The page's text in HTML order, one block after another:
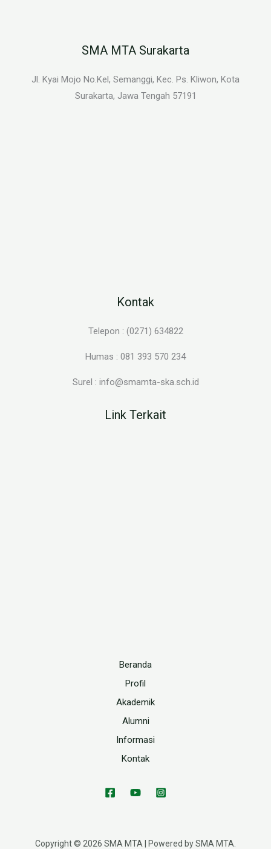
SMA MTA Surakarta
Jl. Kyai Mojo No.Kel, Semanggi, Kec. Ps. Kliwon, Kota
Surakarta, Jawa Tengah 57191
Kontak
Telepon : (0271) 634822
Humas : 081 393 570 234
Surel : info@smamta-ska.sch.id
Link Terkait
Beranda
Profil
Akademik
Alumni
Informasi
Kontak
Copyright © 2026 SMA MTA | Powered by SMA MTA.